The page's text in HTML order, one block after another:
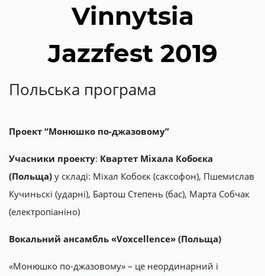
Vinnytsia
Jazzfest 2019
Польська програма
Проект “Монюшко по-джазовому”
Учасники проекту: Квартет Міхала Кобоєка
(Польща) у складі: Міхал Кобоєк (саксофон), Пшемислав
Кучиньскі (ударні), Бартош Степень (бас), Марта Собчак
(електропіаніно)
Вокальний ансамбль «Voxcellence» (Польща)
«Монюшко по-джазовому» – це неординарний і